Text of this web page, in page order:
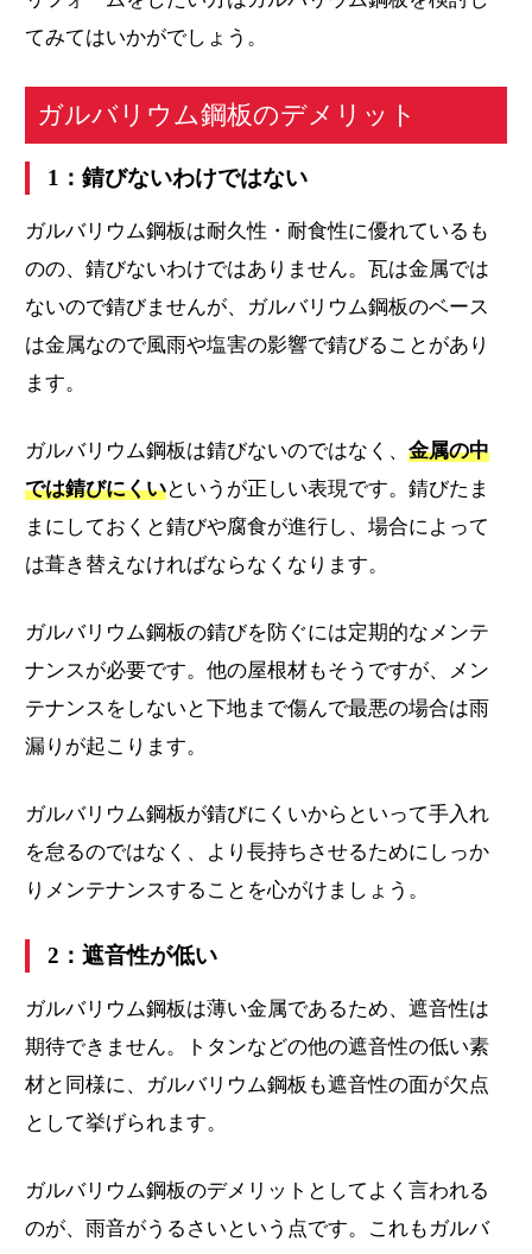
てみてはいかがでしょう。
ガルバリウム鋼板のデメリット
1：錆びないわけではない
ガルバリウム鋼板は耐久性・耐食性に優れているも
のの、錆びないわけではありません。瓦は金属では
ないので錆びませんが、ガルバリウム鋼板のベース
は金属なので風雨や塩害の影響で錆びることがあり
ます。
ガルバリウム鋼板は錆びないのではなく、金属の中
では錆びにくいというが正しい表現です。錆びたま
まにしておくと錆びや腐食が進行し、場合によって
は葺き替えなければならなくなります。
ガルバリウム鋼板の錆びを防ぐには定期的なメンテ
ナンスが必要です。他の屋根材もそうですが、メン
テナンスをしないと下地まで傷んで最悪の場合は雨
漏りが起こります。
ガルバリウム鋼板が錆びにくいからといって手入れ
を怠るのではなく、より長持ちさせるためにしっか
りメンテナンスすることを心がけましょう。
2：遮音性が低い
ガルバリウム鋼板は薄い金属であるため、遮音性は
期待できません。トタンなどの他の遮音性の低い素
材と同様に、ガルバリウム鋼板も遮音性の面が欠点
として挙げられます。
ガルバリウム鋼板のデメリットとしてよく言われる
のが、雨音がうるさいという点です。これもガルバ